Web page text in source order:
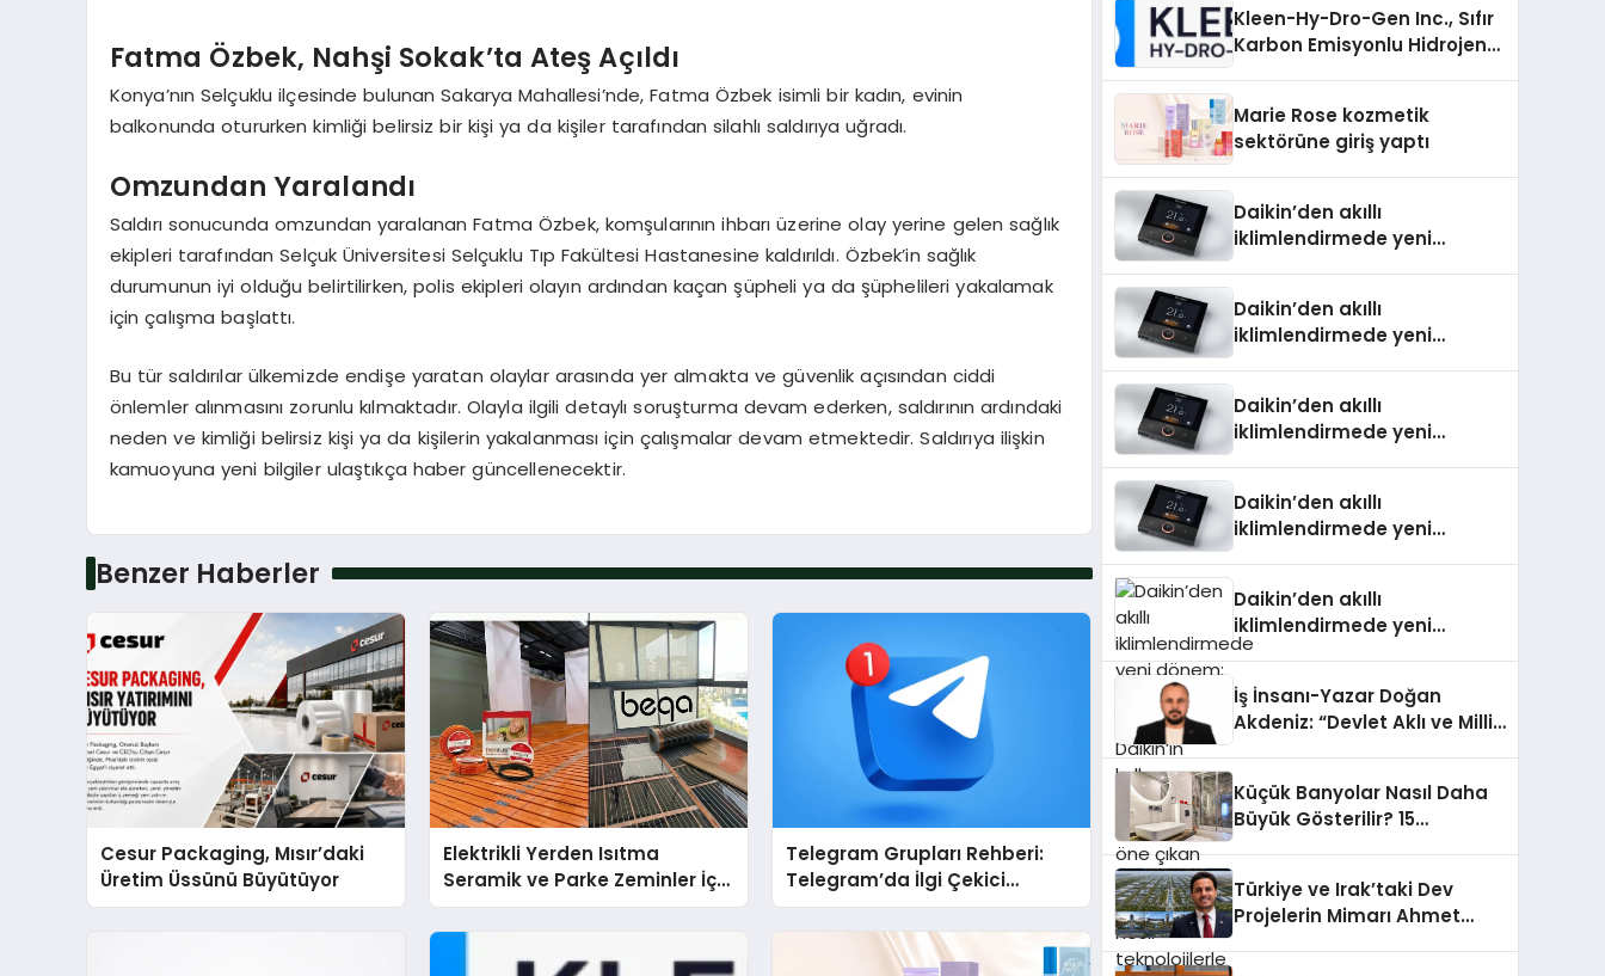
Fatma Özbek, Nahşi Sokak’ta Ateş Açıldı
Konya’nın Selçuklu ilçesinde bulunan Sakarya Mahallesi’nde, Fatma Özbek isimli bir kadın, evinin
balkonunda otururken kimliği belirsiz bir kişi ya da kişiler tarafından silahlı saldırıya uğradı.
Omzundan Yaralandı
Saldırı sonucunda omzundan yaralanan Fatma Özbek, komşularının ihbarı üzerine olay yerine gelen sağlık
ekipleri tarafından Selçuk Üniversitesi Selçuklu Tıp Fakültesi Hastanesine kaldırıldı. Özbek’in sağlık
durumunun iyi olduğu belirtilirken, polis ekipleri olayın ardından kaçan şüpheli ya da şüphelileri yakalamak
için çalışma başlattı.
Bu tür saldırılar ülkemizde endişe yaratan olaylar arasında yer almakta ve güvenlik açısından ciddi
önlemler alınmasını zorunlu kılmaktadır. Olayla ilgili detaylı soruşturma devam ederken, saldırının ardındaki
neden ve kimliği belirsiz kişi ya da kişilerin yakalanması için çalışmalar devam etmektedir. Saldırıya ilişkin
kamuoyuna yeni bilgiler ulaştıkça haber güncellenecektir.
Benzer Haberler
Cesur Packaging, Mısır’daki
Üretim Üssünü Büyütüyor
Elektrikli Yerden Isıtma
Seramik ve Parke Zeminler İçin
En Verimli Çözümler
Telegram Grupları Rehberi:
Telegram’da İlgi Çekici
Topluluklar Nasıl Bulunur?
Kleen-Hy-Dro-Gen Inc., Sıfır
Karbon Emisyonlu Hidrojen
Aldı
Marie Rose kozmetik
sektörüne giriş yaptı
Daikin’den akıllı
iklimlendirmede yeni
Daikin’den akıllı
iklimlendirmede yeni
Daikin’den akıllı
iklimlendirmede yeni
Daikin’den akıllı
iklimlendirmede yeni
Daikin’den akıllı
iklimlendirmede yeni
dönem: Madoka Plus
dostu tasarımıyla öne çıkan
Madoka ailesinin yeni nesil
teknolojilerle donatılmış son
modeli VRV kontrol ünitesi
Madoka Plus Türkiye’de
satışa sunuldu. Tam
dokunmatik ekranı, mobil
uygulama desteği ve akıllı
sensör entegrasyonu
İş İnsanı-Yazar Doğan
Akdeniz: “Devlet Aklı ve Milli
Küçük Banyolar Nasıl Daha
Büyük Gösterilir? 15
Türkiye ve Irak’taki Dev
Projelerin Mimarı Ahmet